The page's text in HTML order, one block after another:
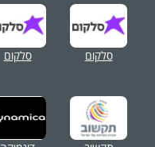
סלקום סלקום